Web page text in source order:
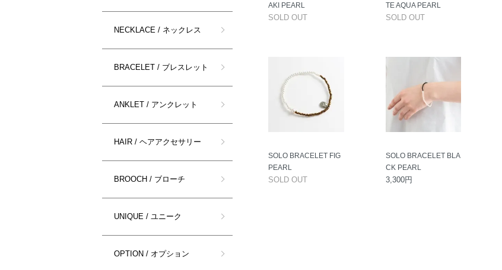
AKI PEARL
SOLD OUT
TE AQUA PEARL
SOLD OUT
SOLO BRACELET FIG
PEARL
SOLD OUT
SOLO BRACELET BLA
CK PEARL
3,300円
NECKLACE / ネックレス
BRACELET / ブレスレット
ANKLET / アンクレット
HAIR / ヘアアクセサリー
BROOCH / ブローチ
UNIQUE / ユニーク
OPTION / オプション